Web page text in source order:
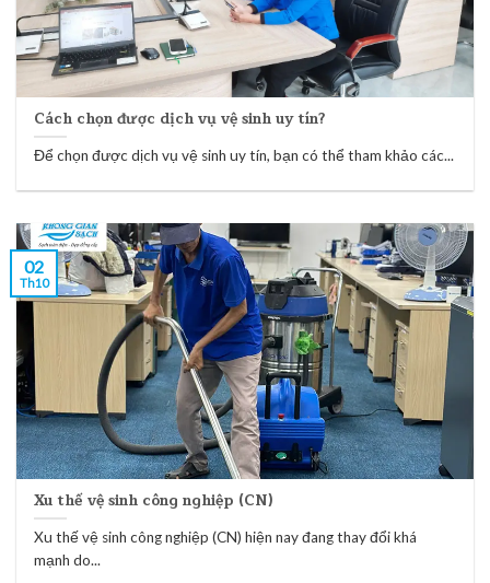
Cách chọn được dịch vụ vệ sinh uy tín?
Để chọn được dịch vụ vệ sinh uy tín, bạn có thể tham khảo các...
Xu thế vệ sinh công nghiệp (CN)
Xu thế vệ sinh công nghiệp (CN) hiện nay đang thay đổi khá
mạnh do...
02
Th10